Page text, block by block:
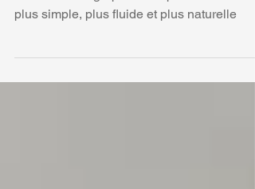
Choisir un biographe local pour une relation